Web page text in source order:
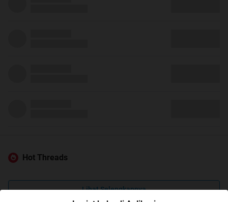
Hot Threads
Lihat Selengkapnya